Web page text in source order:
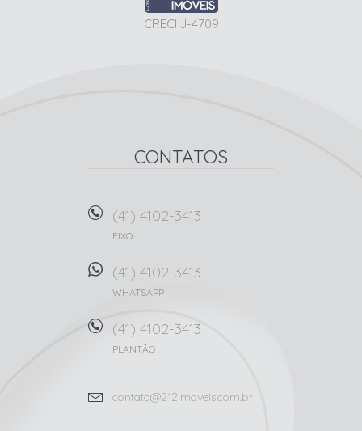
CRECI J-4709
CONTATOS
(41) 4102-3413
FIXO
(41) 4102-3413
WHATSAPP
(41) 4102-3413
PLANTÃO
contato@212imoveis.com.br